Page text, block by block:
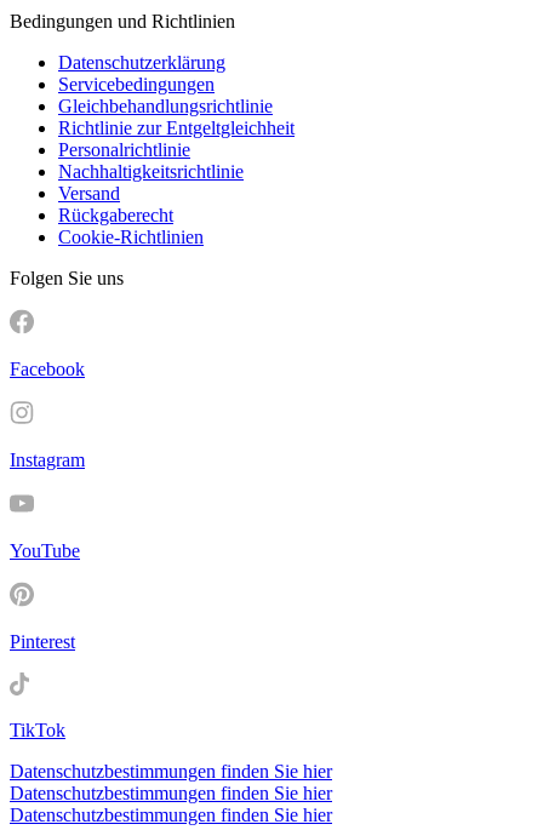
Bedingungen und Richtlinien
Datenschutzerklärung
Servicebedingungen
Gleichbehandlungsrichtlinie
Richtlinie zur Entgeltgleichheit
Personalrichtlinie
Nachhaltigkeitsrichtlinie
Versand
Rückgaberecht
Cookie-Richtlinien
Folgen Sie uns
Facebook
Instagram
YouTube
Pinterest
TikTok
Datenschutzbestimmungen finden Sie hier
Datenschutzbestimmungen finden Sie hier
Datenschutzbestimmungen finden Sie hier